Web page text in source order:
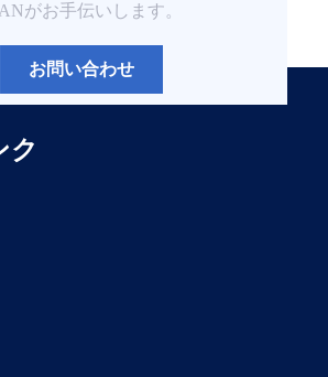
がお手伝いします。
お問い合わせ
ク